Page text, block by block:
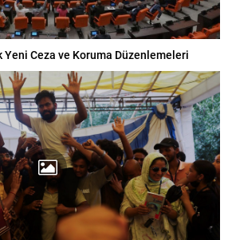
Ceza ve Koruma Düzenlemeleri